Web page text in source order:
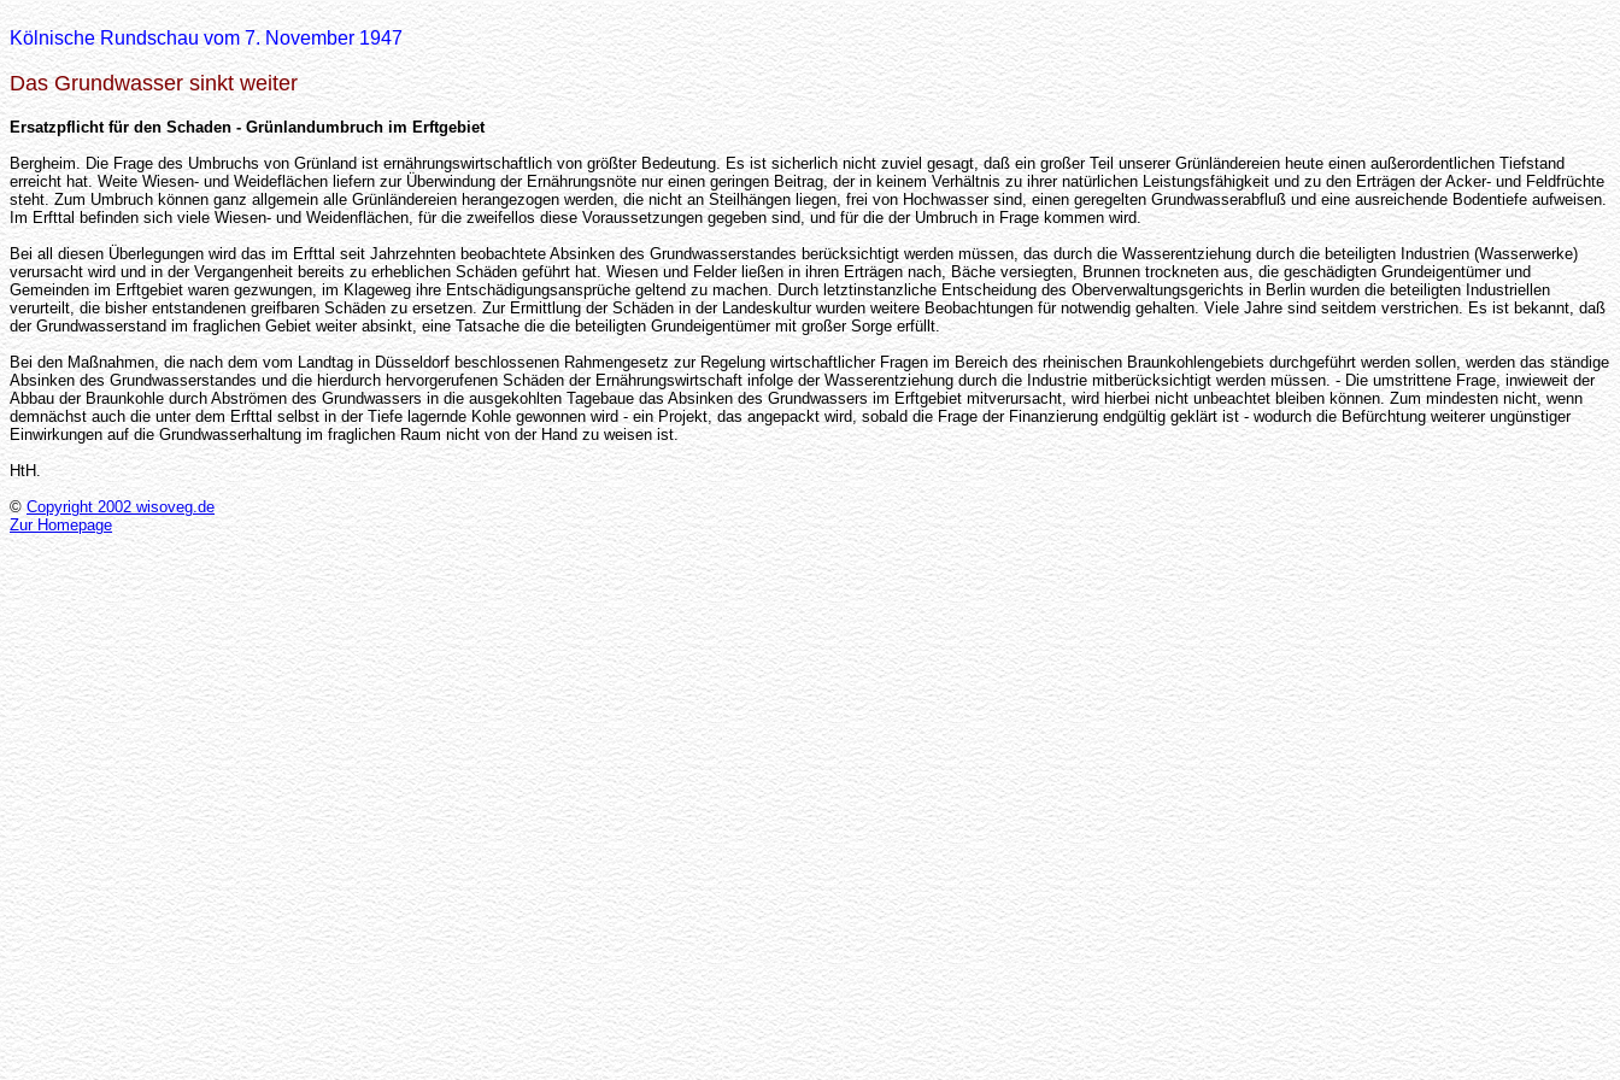
Kölnische Rundschau vom 7. November 1947
Das Grundwasser sinkt weiter
Ersatzpflicht für den Schaden - Grünlandumbruch im Erftgebiet
Bergheim. Die Frage des Umbruchs von Grünland ist ernährungswirtschaftlich von größter Bedeutung. Es ist sicherlich nicht zuviel gesagt, daß ein großer Teil unserer Grünländereien heute einen außerordentlichen Tiefstand
erreicht hat. Weite Wiesen- und Weideflächen liefern zur Überwindung der Ernährungsnöte nur einen geringen Beitrag, der in keinem Verhältnis zu ihrer natürlichen Leistungsfähigkeit und zu den Erträgen der Acker- und Feldfrüchte
steht. Zum Umbruch können ganz allgemein alle Grünländereien herangezogen werden, die nicht an Steilhängen liegen, frei von Hochwasser sind, einen geregelten Grundwasserabfluß und eine ausreichende Bodentiefe aufweisen.
Im Erfttal befinden sich viele Wiesen- und Weidenflächen, für die zweifellos diese Voraussetzungen gegeben sind, und für die der Umbruch in Frage kommen wird.
Bei all diesen Überlegungen wird das im Erfttal seit Jahrzehnten beobachtete Absinken des Grundwasserstandes berücksichtigt werden müssen, das durch die Wasserentziehung durch die beteiligten Industrien (Wasserwerke)
verursacht wird und in der Vergangenheit bereits zu erheblichen Schäden geführt hat. Wiesen und Felder ließen in ihren Erträgen nach, Bäche versiegten, Brunnen trockneten aus, die geschädigten Grundeigentümer und
Gemeinden im Erftgebiet waren gezwungen, im Klageweg ihre Entschädigungsansprüche geltend zu machen. Durch letztinstanzliche Entscheidung des Oberverwaltungsgerichts in Berlin wurden die beteiligten Industriellen
verurteilt, die bisher entstandenen greifbaren Schäden zu ersetzen. Zur Ermittlung der Schäden in der Landeskultur wurden weitere Beobachtungen für notwendig gehalten. Viele Jahre sind seitdem verstrichen. Es ist bekannt, daß
der Grundwasserstand im fraglichen Gebiet weiter absinkt, eine Tatsache die die beteiligten Grundeigentümer mit großer Sorge erfüllt.
Bei den Maßnahmen, die nach dem vom Landtag in Düsseldorf beschlossenen Rahmengesetz zur Regelung wirtschaftlicher Fragen im Bereich des rheinischen Braunkohlengebiets durchgeführt werden sollen, werden das ständige
Absinken des Grundwasserstandes und die hierdurch hervorgerufenen Schäden der Ernährungswirtschaft infolge der Wasserentziehung durch die Industrie mitberücksichtigt werden müssen. - Die umstrittene Frage, inwieweit der
Abbau der Braunkohle durch Abströmen des Grundwassers in die ausgekohlten Tagebaue das Absinken des Grundwassers im Erftgebiet mitverursacht, wird hierbei nicht unbeachtet bleiben können. Zum mindesten nicht, wenn
demnächst auch die unter dem Erfttal selbst in der Tiefe lagernde Kohle gewonnen wird - ein Projekt, das angepackt wird, sobald die Frage der Finanzierung endgültig geklärt ist - wodurch die Befürchtung weiterer ungünstiger
Einwirkungen auf die Grundwasserhaltung im fraglichen Raum nicht von der Hand zu weisen ist.
HtH.
© Copyright 2002 wisoveg.de
Zur Homepage